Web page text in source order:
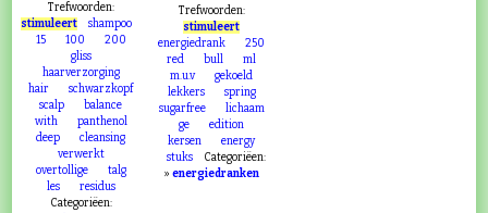
Trefwoorden:
stimuleert
shampoo
15
100
200
gliss
haarverzorging
hair
schwarzkopf
scalp
balance
with
panthenol
deep
cleansing
verwerkt
overtollige
talg
les
residus
Categoriëen:
Trefwoorden:
stimuleert
energiedrank
250
red
bull
ml
m.u.v
gekoeld
lekkers
spring
sugarfree
lichaam
ge
edition
kersen
energy
stuks
Categoriëen:
»energiedranken